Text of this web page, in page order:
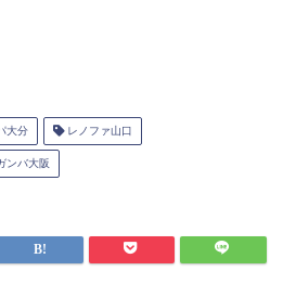
大分 レノファ山口
ンバ大阪